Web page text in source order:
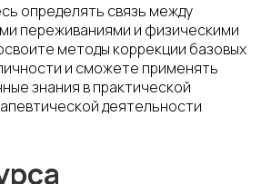
определять связь между
переживаниями и физическими
методы коррекции базовых
и сможете применять
знания в практической
деятельности